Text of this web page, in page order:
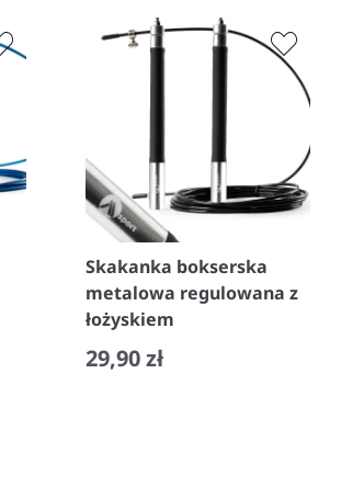
Skakanka bokserska
metalowa regulowana z
łożyskiem
29,90 zł